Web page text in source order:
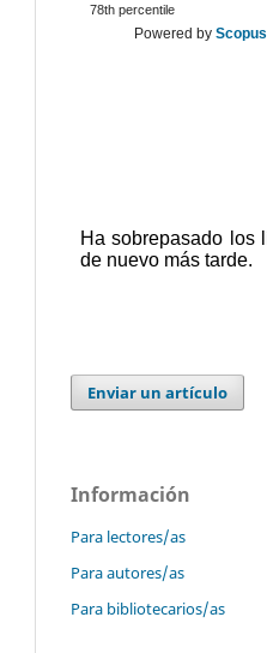
78th percentile
Powered by Scopus
Enviar un artículo
Información
Para lectores/as
Para autores/as
Para bibliotecarios/as